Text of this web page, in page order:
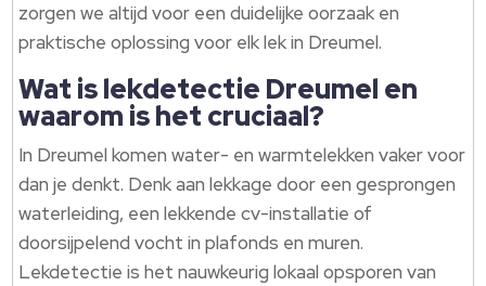
zorgen we altijd voor een duidelijke oorzaak en
praktische oplossing voor elk lek in Dreumel.​
Wat is lekdetectie Dreumel en
waarom is het cruciaal?
In Dreumel komen water- en warmtelekken vaker voor
dan je denkt.​ Denk aan lekkage door een gesprongen
waterleiding, een lekkende cv-installatie of
doorsijpelend vocht in plafonds en muren.​
Lekdetectie is het nauwkeurig lokaal opsporen van